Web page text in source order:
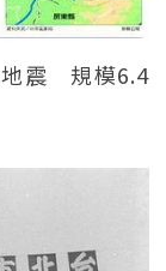
地震 規模6.4